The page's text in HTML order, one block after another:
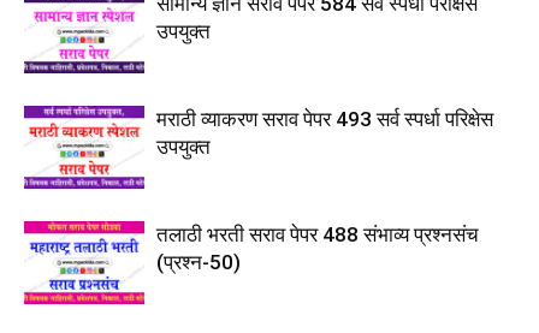
उपयुक्त
मराठी व्याकरण सराव पेपर 493 सर्व स्पर्धा परिक्षेस
उपयुक्त
तलाठी भरती सराव पेपर 488 संभाव्य प्रश्नसंच
(प्रश्न-50)